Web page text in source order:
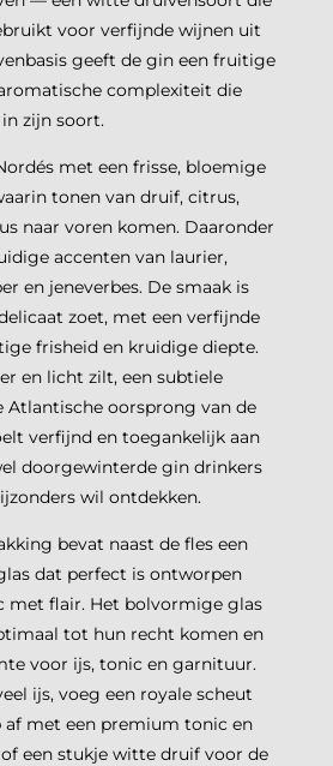
voor verfijnde wijnen uit
geeft de gin een fruitige
complexiteit die
zijn soort.
met een frisse, bloemige
tonen van druif, citrus,
naar voren komen. Daaronder
accenten van laurier,
en jeneverbes. De smaak is
zoet, met een verfijnde
frisheid en kruidige diepte.
en licht zilt, een subtiele
Atlantische oorsprong van de
verfijnd en toegankelijk aan
doorgewinterde gin drinkers
wil ontdekken.
bevat naast de fles een
dat perfect is ontworpen
met flair. Het bolvormige glas
tot hun recht komen en
voor ijs, tonic en garnituur.
ijs, voeg een royale scheut
af met een premium tonic en
een stukje witte druif voor de